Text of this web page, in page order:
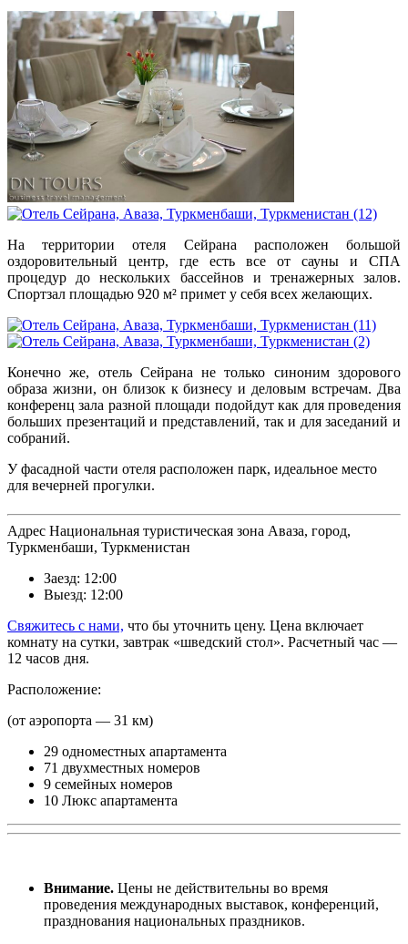
На территории отеля Сейрана расположен большой
оздоровительный центр, где есть все от сауны и СПА
процедур до нескольких бассейнов и тренажерных залов.
Спортзал площадью 920 м² примет у себя всех желающих.
Конечно же, отель Сейрана не только синоним здорового
образа жизни, он близок к бизнесу и деловым встречам. Два
конференц зала разной площади подойдут как для проведения
больших презентаций и представлений, так и для заседаний и
собраний.
У фасадной части отеля расположен парк, идеальное место
для вечерней прогулки.
Aдрес Национальная туристическая зона Аваза, город,
Туркменбаши, Туркменистан
Заезд: 12:00
Выезд: 12:00
Свяжитесь с нами, что бы уточнить цену. Цена включает
комнату на сутки, завтрак «шведский стол». Расчетный час —
12 часов дня.
Расположение:
(от аэропорта — 31 км)
29 одноместных апартамента
71 двухместных номеров
9 семейных номеров
10 Люкс апартамента
Внимание. Цены не действительны во время
проведения международных выставок, конференций,
празднования национальных праздников.